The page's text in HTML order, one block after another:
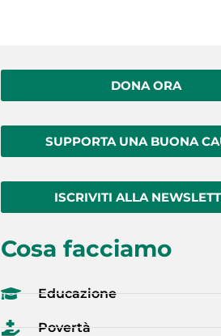
DONA ORA
SUPPORTA UNA BUONA
ISCRIVITI ALLA
Cosa facciamo
Educazione
Povertà